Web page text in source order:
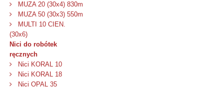
MUZA 20 (30x4) 830m
MUZA 50 (30x3) 550m
MULTI 10 CIEN.
(30x6)
Nici do robótek
ręcznych
Nici KORAL 10
Nici KORAL 18
Nici OPAL 35